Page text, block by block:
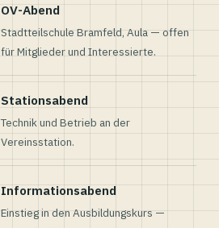
OV-Abend
Stadtteilschule Bramfeld, Aula — offen
für Mitglieder und Interessierte.
Stationsabend
Technik und Betrieb an der
Vereinsstation.
Informationsabend
Einstieg in den Ausbildungskurs —